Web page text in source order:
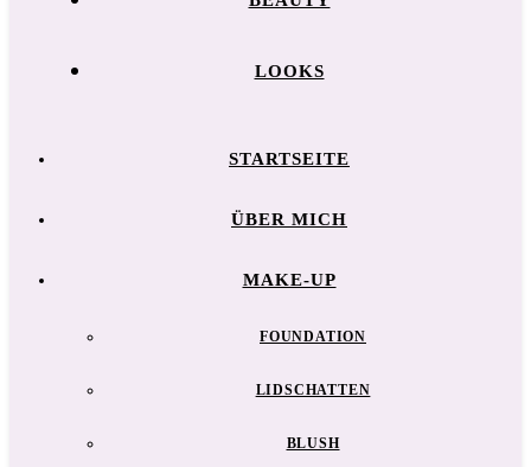
LOOKS
STARTSEITE
ÜBER MICH
MAKE-UP
FOUNDATION
LIDSCHATTEN
BLUSH